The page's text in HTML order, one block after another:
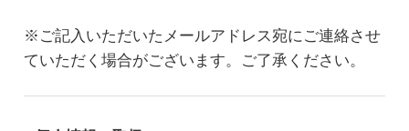
※ご記入いただいたメールアドレス宛にご連絡させ
ていただく場合がございます。ご了承ください。